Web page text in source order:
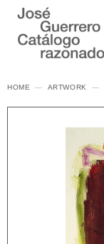
HOME ARTWORK